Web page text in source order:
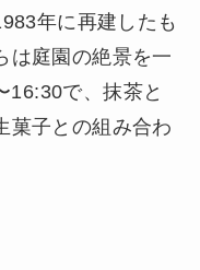
年に再建したも
は庭園の絶景を一
16:30で、抹茶と
菓子との組み合わ